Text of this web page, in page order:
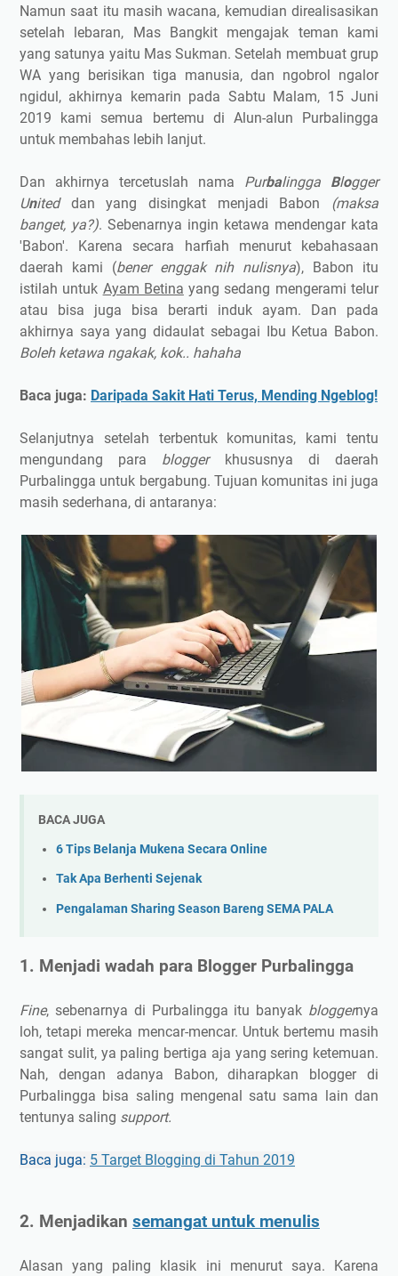
Namun saat itu masih wacana, kemudian direalisasikan
setelah lebaran, Mas Bangkit mengajak teman kami
yang satunya yaitu Mas Sukman. Setelah membuat grup
WA yang berisikan tiga manusia, dan ngobrol ngalor
ngidul, akhirnya kemarin pada Sabtu Malam, 15 Juni
2019 kami semua bertemu di Alun-alun Purbalingga
untuk membahas lebih lanjut.
Dan akhirnya tercetuslah nama Purbalingga Blogger
Uniteddan yang disingkat menjadi Babon (maksa
banget, ya?). Sebenarnya ingin ketawa mendengar kata
'Babon'. Karena secara harfiah menurut kebahasaan
daerah kami (bener enggak nih nulisnya), Babon itu
istilah untuk Ayam Betina yang sedang mengerami telur
atau bisa juga bisa berarti induk ayam. Dan pada
akhirnya saya yang didaulat sebagai Ibu Ketua Babon.
Boleh ketawa ngakak, kok.. hahaha
Baca juga: Daripada Sakit Hati Terus, Mending Ngeblog!
Selanjutnya setelah terbentuk komunitas, kami tentu
mengundang para bloggerkhususnya di daerah
Purbalingga untuk bergabung. Tujuan komunitas ini juga
masih sederhana, di antaranya:
BACA JUGA
6 Tips Belanja Mukena Secara Online
Tak Apa Berhenti Sejenak
Pengalaman Sharing Season Bareng SEMA PALA
1. Menjadi wadah para Blogger Purbalingga
Fine, sebenarnya di Purbalingga itu banyak bloggernya
loh, tetapi mereka mencar-mencar. Untuk bertemu masih
sangat sulit, ya paling bertiga aja yang sering ketemuan.
Nah, dengan adanya Babon, diharapkan blogger di
Purbalingga bisa saling mengenal satu sama lain dan
tentunya saling support.
Baca juga: 5 Target Blogging di Tahun 2019
2. Menjadikan semangat untuk menulis
Alasan yang paling klasik ini menurut saya. Karena